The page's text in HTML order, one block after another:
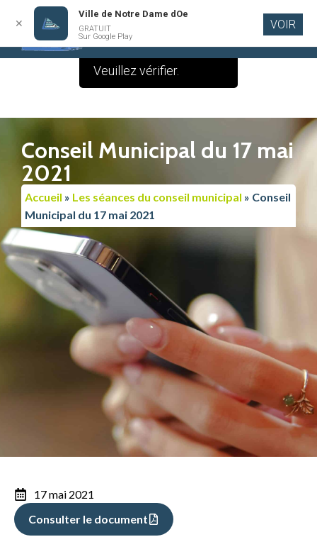
contenu
Conseil Municipal du 17 mai
2021
Accueil » Les séances du conseil municipal » Conseil
Municipal du 17 mai 2021
17 mai 2021
Consulter le document
✕
Ville de Notre Dame dOe
GRATUIT
Sur Google Play
VOIR
Le contenu de cette
publication est vide.
Veuillez vérifier.